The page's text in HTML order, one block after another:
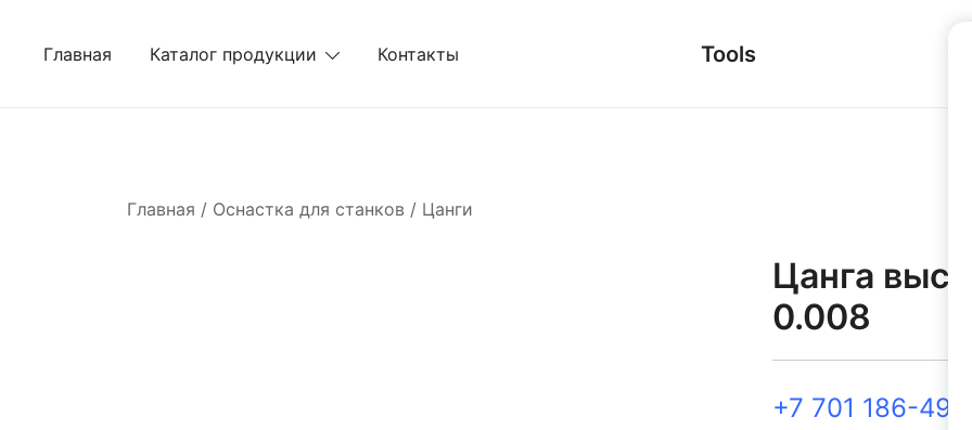
Главная Каталог продукции Контакты Tools
Главная / Оснастка для станков / Цанги
Цанга
0.008
+7 701 186-49-